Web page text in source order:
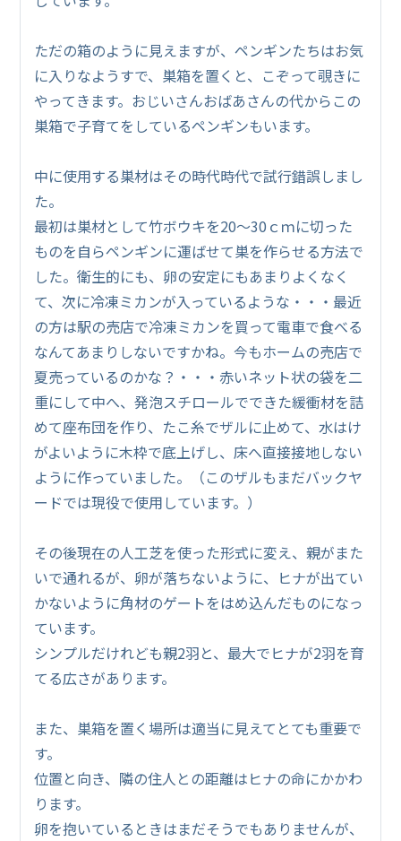
ただの箱のように見えますが、ペンギンたちはお気
に入りなようすで、巣箱を置くと、こぞって覗きに
やってきます。おじいさんおばあさんの代からこの
巣箱で子育てをしているペンギンもいます。
中に使用する巣材はその時代時代で試行錯誤しまし
た。
最初は巣材として竹ボウキを20～30ｃｍに切った
ものを自らペンギンに運ばせて巣を作らせる方法で
した。衛生的にも、卵の安定にもあまりよくなく
て、次に冷凍ミカンが入っているような・・・最近
の方は駅の売店で冷凍ミカンを買って電車で食べる
なんてあまりしないですかね。今もホームの売店で
夏売っているのかな？・・・赤いネット状の袋を二
重にして中へ、発泡スチロールでできた緩衝材を詰
めて座布団を作り、たこ糸でザルに止めて、水はけ
がよいように木枠で底上げし、床へ直接接地しない
ように作っていました。（このザルもまだバックヤ
ードでは現役で使用しています。）
その後現在の人工芝を使った形式に変え、親がまた
いで通れるが、卵が落ちないように、ヒナが出てい
かないように角材のゲートをはめ込んだものになっ
ています。
シンプルだけれども親2羽と、最大でヒナが2羽を育
てる広さがあります。
また、巣箱を置く場所は適当に見えてとても重要で
す。
位置と向き、隣の住人との距離はヒナの命にかかわ
ります。
卵を抱いているときはまだそうでもありませんが、